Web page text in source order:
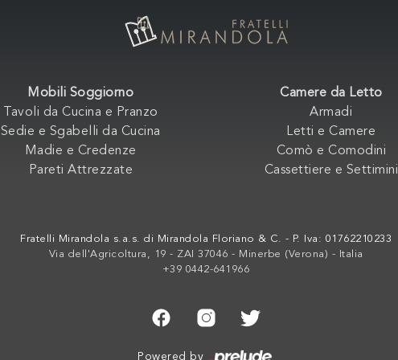
Mobili Soggiorno
Tavoli da Cucina e Pranzo
Sedie e Sgabelli da Cucina
Madie e Credenze
Pareti Attrezzate
Camere da Letto
Armadi
Letti e Camere
Comò e Comodini
Cassettiere e Settimini
Fratelli Mirandola s.a.s. di Mirandola Floriano & C. - P. Iva: 01762210233
Via dell'Agricoltura, 19 - ZAI 37046 - Minerbe (Verona) - Italia
+39 0442-641966
Powered by